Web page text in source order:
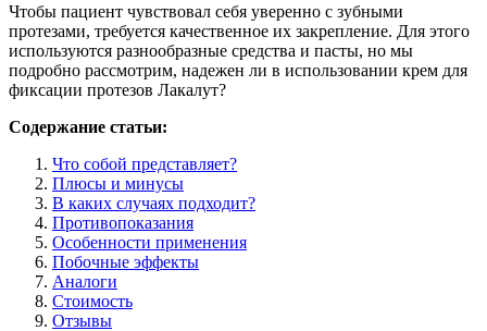
Чтобы пациент чувствовал себя уверенно с зубными
протезами, требуется качественное их закрепление. Для этого
используются разнообразные средства и пасты, но мы
подробно рассмотрим, надежен ли в использовании крем для
фиксации протезов Лакалут?
Содержание статьи:
Что собой представляет?
Плюсы и минусы
В каких случаях подходит?
Противопоказания
Особенности применения
Побочные эффекты
Аналоги
Стоимость
Отзывы